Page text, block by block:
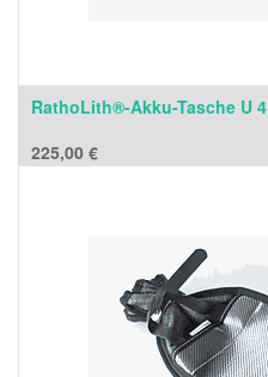
RathoLith®-Akku-Tasche U 4
225,00 €